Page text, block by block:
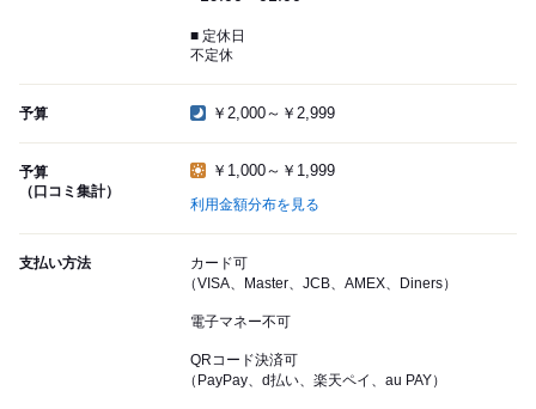
■ 定休日
不定休
予算 ￥2,000～￥2,999
予算
（口コミ集計）
￥1,000～￥1,999
利用金額分布を見る
支払い方法
カード可
（VISA、Master、JCB、AMEX、Diners）
電子マネー不可
QRコード決済可
（PayPay、d払い、楽天ペイ、au PAY）